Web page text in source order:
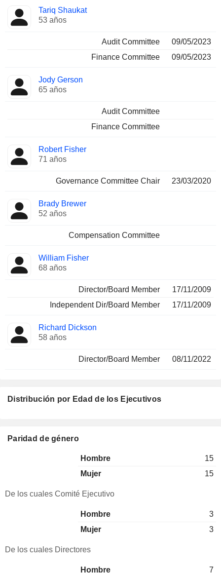
Tariq Shaukat
53 años
Audit Committee
09/05/2023
Finance Committee
09/05/2023
Jody Gerson
65 años
Audit Committee
Finance Committee
Robert Fisher
71 años
Governance Committee Chair 23/03/2020
Brady Brewer
52 años
Compensation Committee
William Fisher
68 años
Director/Board Member
17/11/2009
Independent Dir/Board Member
17/11/2009
Richard Dickson
58 años
Director/Board Member 08/11/2022
Distribución por Edad de los Ejecutivos
Paridad de género
Hombre
15
Mujer
15
De los cuales Comité Ejecutivo
Hombre
3
Mujer
3
De los cuales Directores
Hombre 7